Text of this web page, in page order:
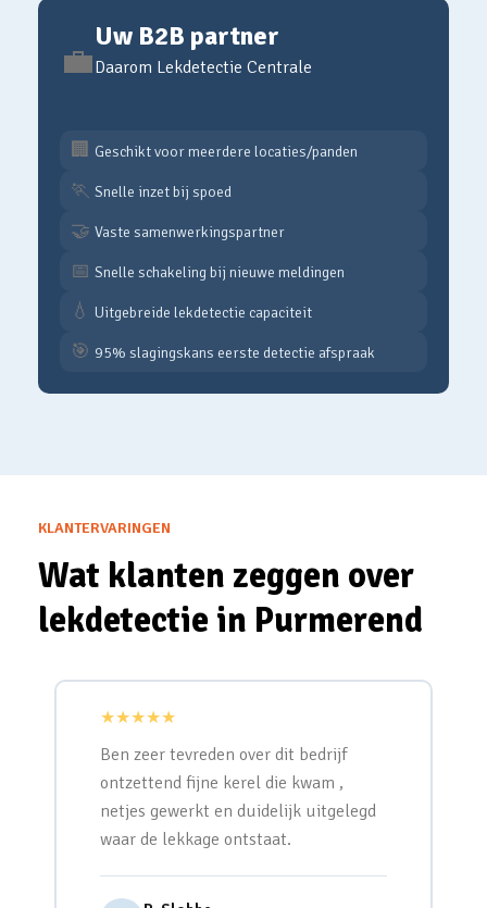
💼
Uw B2B partner
Daarom Lekdetectie Centrale
🏢 Geschikt voor meerdere locaties/panden
🏃 Snelle inzet bij spoed
🤝 Vaste samenwerkingspartner
📅 Snelle schakeling bij nieuwe meldingen
💧 Uitgebreide lekdetectie capaciteit
🎯 95% slagingskans eerste detectie afspraak
KLANTERVARINGEN
Wat klanten zeggen over
lekdetectie in Purmerend
★★★★★
Ben zeer tevreden over dit bedrijf
ontzettend fijne kerel die kwam ,
netjes gewerkt en duidelijk uitgelegd
waar de lekkage ontstaat.